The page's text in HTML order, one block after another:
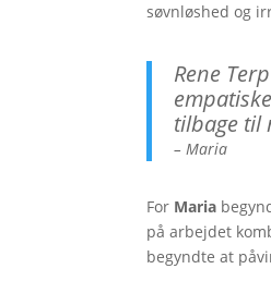
søvnløshed og
Rene
tilbage til
– Maria
For Maria
på arbejdet
begyndte at